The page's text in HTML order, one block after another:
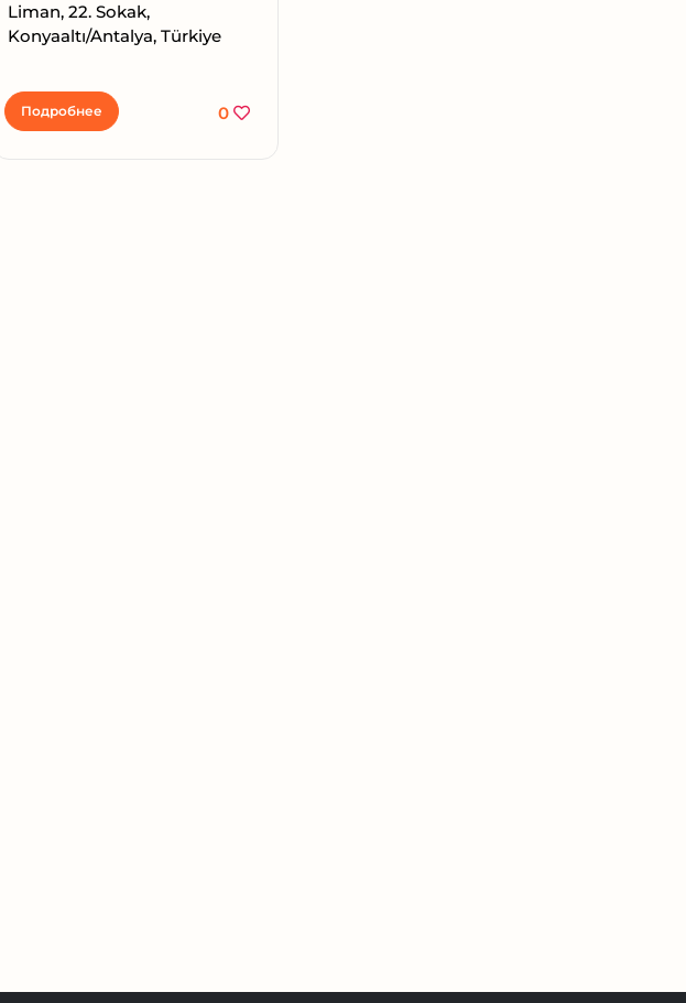
Liman, 22. Sokak,
Konyaaltı/Antalya, Türkiye
Подробнее 0